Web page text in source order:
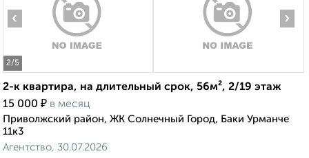
2/5
‹ ›
2-к квартира, на длительный срок, 56м², 2/19 этаж
15 000 ₽ в месяц
Приволжский район, ЖК Солнечный Город, Баки Урманче
11к3
Агентство, 30.07.2026